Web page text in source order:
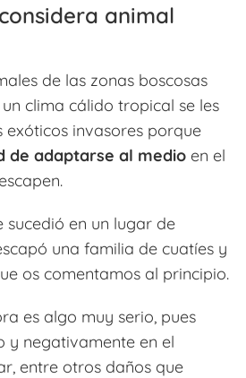
animal
de las zonas boscosas
clima cálido tropical se les
exóticos invasores porque
de adaptarse al medio en el
sucedió en un lugar de
una familia de cuatíes y
os comentamos al principio.
es algo muy serio, pues
y negativamente en el
entre otros daños que